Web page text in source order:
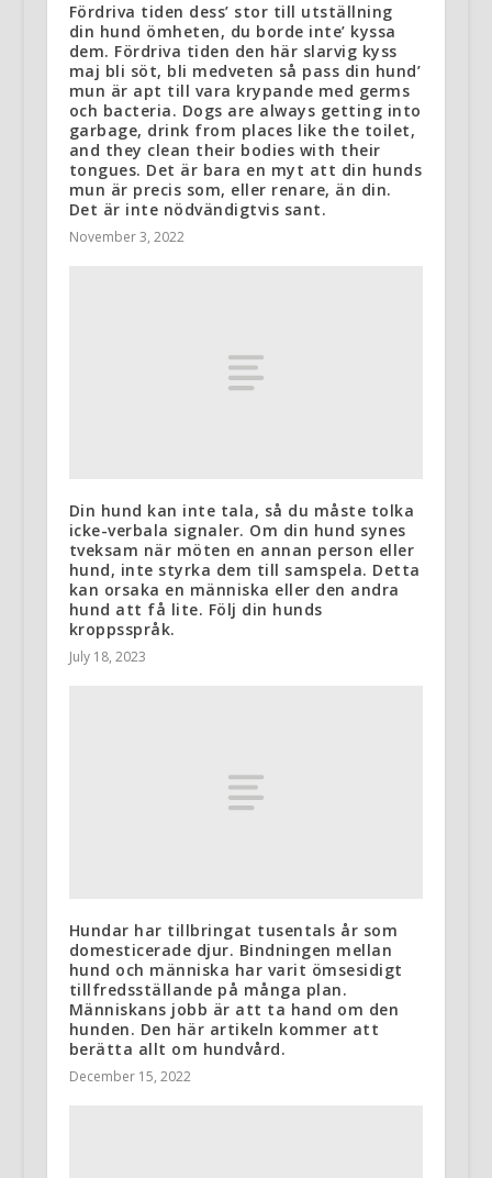
Fördriva tiden dess’ stor till utställning
din hund ömheten, du borde inte’ kyssa
dem. Fördriva tiden den här slarvig kyss
maj bli söt, bli medveten så pass din hund’
mun är apt till vara krypande med germs
och bacteria. Dogs are always getting into
garbage, drink from places like the toilet,
and they clean their bodies with their
tongues. Det är bara en myt att din hunds
mun är precis som, eller renare, än din.
Det är inte nödvändigtvis sant.
November 3, 2022
Din hund kan inte tala, så du måste tolka
icke-verbala signaler. Om din hund synes
tveksam när möten en annan person eller
hund, inte styrka dem till samspela. Detta
kan orsaka en människa eller den andra
hund att få lite. Följ din hunds
kroppsspråk.
July 18, 2023
Hundar har tillbringat tusentals år som
domesticerade djur. Bindningen mellan
hund och människa har varit ömsesidigt
tillfredsställande på många plan.
Människans jobb är att ta hand om den
hunden. Den här artikeln kommer att
berätta allt om hundvård.
December 15, 2022